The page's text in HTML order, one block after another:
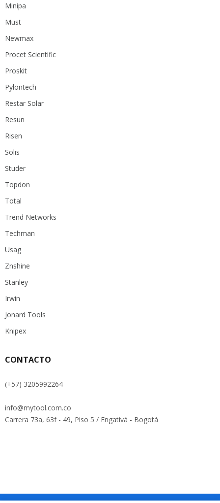
Minipa
Must
Newmax
Procet Scientific
Proskit
Pylontech
Restar Solar
Resun
Risen
Solis
Studer
Topdon
Total
Trend Networks
Techman
Usag
Znshine
Stanley
Irwin
Jonard Tools
Knipex
CONTACTO
(+57) 3205992264
info@mytool.com.co
Carrera 73a, 63f - 49, Piso 5 / Engativá - Bogotá